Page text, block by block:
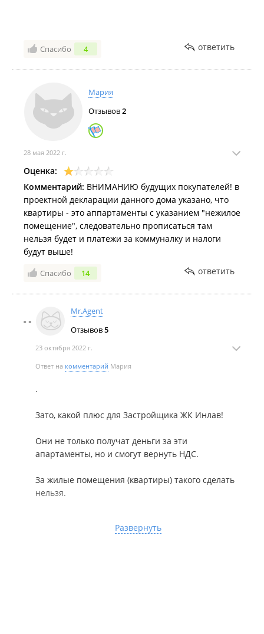
Февраль 2023
Январь 2023
Декабрь 2022
Ноябрь 2022
торговые центры, рестораны, магазины - все в пешей
доступности. Рядом находится Покровский парк. До
Центральной площади медленным шагом можно дойти за 15
поликлиники, тренажерные залы, банки и аптеки.
Продажа квартир в ЖК "Инлав":
Посмотреть предложения о продаже квартир в ЖК "Инлав"
Спасибо 4 ответить
Мария
Отзывов2
28 мая 2022 г.
Оценка:
Комментарий: ВНИМАНИЮ будущих покупателей! в
проектной декларации данного дома указано, что
квартиры - это аппартаменты с указанием "нежилое
помещение", следовательно прописаться там
нельзя будет и платежи за коммуналку и налоги
будут выше!
Спасибо 14 ответить
Mr.Agent
Отзывов5
23 октября 2022 г.
Ответ на комментарий Мария
.
Зато, какой плюс для Застройщика ЖК Инлав!
Они не только получат деньги за эти
апартаменты, но и смогут вернуть НДС.
За жилые помещения (квартиры) такого сделать
нельзя.
гостинкам, намечается новый тренд -
Развернуть